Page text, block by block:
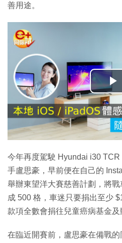
善用途。
今年再度駕駛 Hyundai i30
手盧思豪，早前便在自己的
舉辦東望洋大賽慈善計劃，將
成 500 格，車迷只要捐出至少
款項全數會捐往兒童癌病基金及
在臨近開賽前，盧思豪在備戰